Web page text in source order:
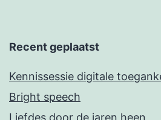
Recent geplaatst
Kennissessie digitale
Bright speech